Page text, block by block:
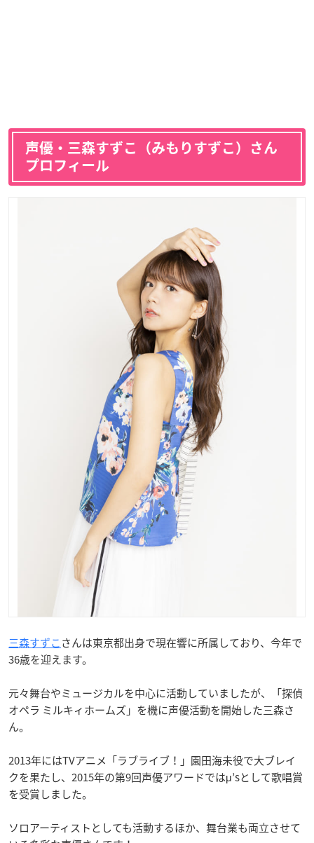
声優・三森すずこ（みもりすずこ）さん
プロフィール
三森すずこさんは東京都出身で現在響に所属しており、今年で
36歳を迎えます。
元々舞台やミュージカルを中心に活動していましたが、「探偵
オペラ ミルキィホームズ」を機に声優活動を開始した三森さ
ん。
2013年にはTVアニメ「ラブライブ！」園田海未役で大ブレイ
クを果たし、2015年の第9回声優アワードではμ’sとして歌唱賞
を受賞しました。
ソロアーティストとしても活動するほか、舞台業も両立させて